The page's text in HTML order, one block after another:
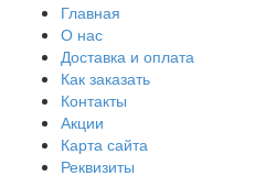
Главная
О нас
Доставка и оплата
Как заказать
Контакты
Акции
Карта сайта
Реквизиты